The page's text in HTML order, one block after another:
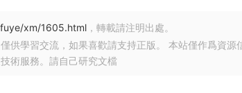
xm/1605.html ，轉載請注明出處。
供學習交流，如果喜歡請支持正版。 本站僅作爲資源
術服務。請自己研究文檔